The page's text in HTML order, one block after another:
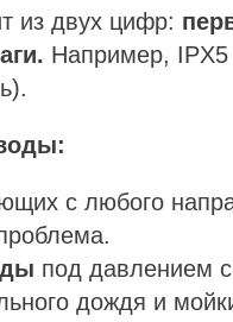
из двух цифр:
Например, IPX5
с любого
под давлением
дождя и